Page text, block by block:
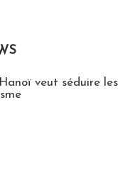
veut séduire les